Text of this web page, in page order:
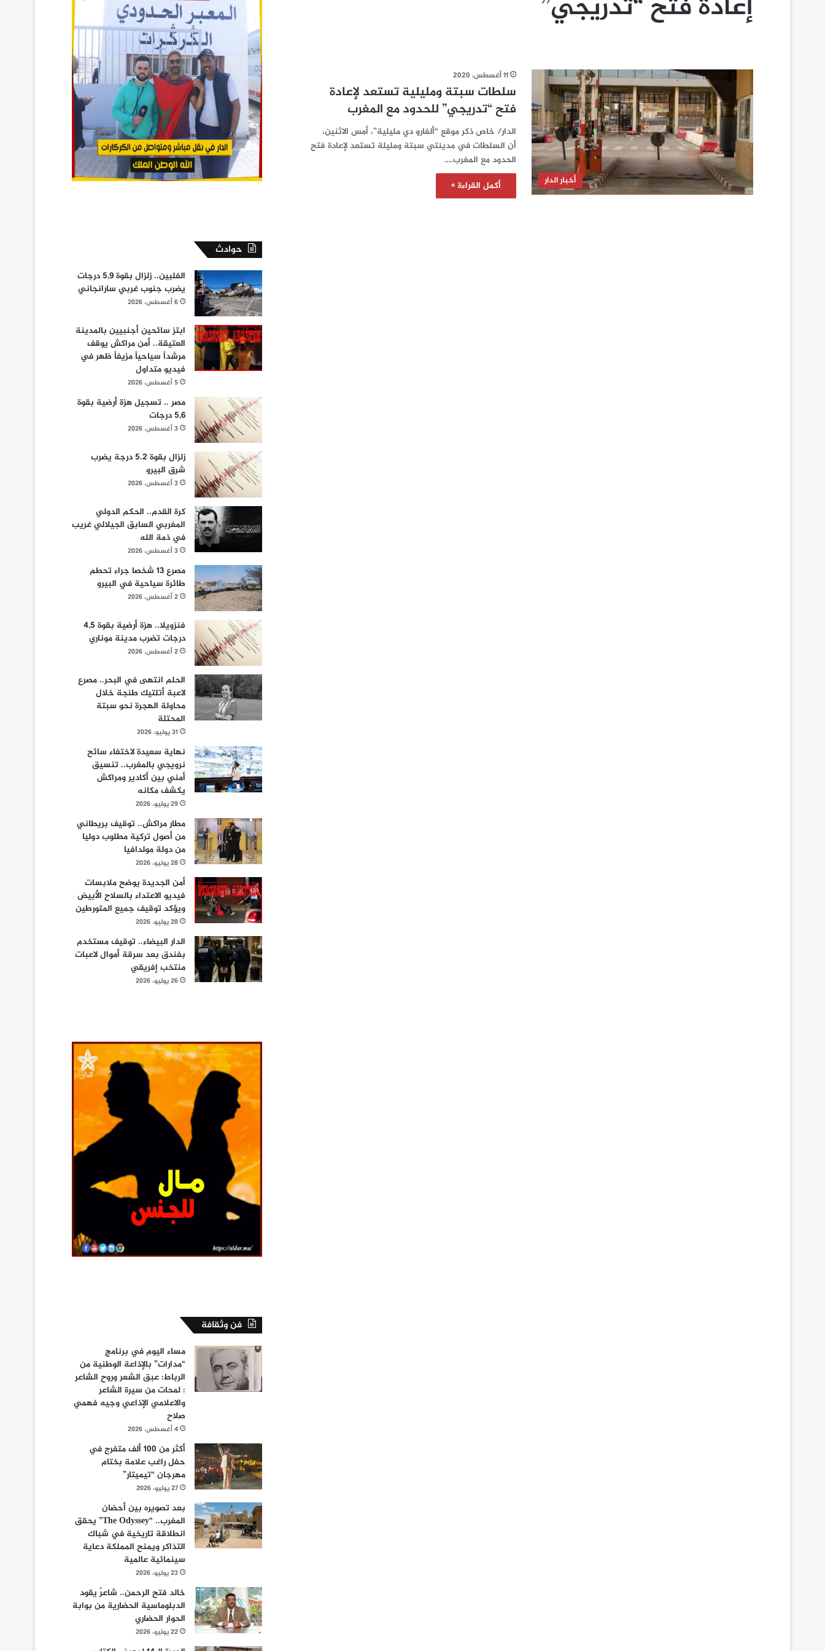
إعادة فتح “تدريجي”
أخبار الدار
11 أغسطس، 2020
سلطات سبتة ومليلية تستعد لإعادة
فتح “تدريجي” للحدود مع المغرب
الدار/ خاص ذكر موقع “ألفارو دي مليلية”، أمس الاثنين،
أن السلطات في مدينتي سبتة ومليلة تستعد لإعادة فتح
الحدود مع المغرب.…
أكمل القراءة »
حوادث
الفلبين.. زلزال بقوة 5,9 درجات
يضرب جنوب غربي سارانجاني
6 أغسطس، 2026
ابتز سائحين أجنبيين بالمدينة
العتيقة.. أمن مراكش يوقف
مرشداً سياحياً مزيفاً ظهر في
فيديو متداول
5 أغسطس، 2026
مصر .. تسجيل هزة أرضية بقوة
5,6 درجات
3 أغسطس، 2026
زلزال بقوة 5.2 درجة يضرب
شرق البيرو
3 أغسطس، 2026
كرة القدم.. الحكم الدولي
المغربي السابق الجيلالي غريب
في ذمة الله
3 أغسطس، 2026
مصرع 13 شخصا جراء تحطم
طائرة سياحية في البيرو
2 أغسطس، 2026
فنزويلا.. هزة أرضية بقوة 4,5
درجات تضرب مدينة موناري
2 أغسطس، 2026
الحلم انتهى في البحر.. مصرع
لاعبة أتلتيك طنجة خلال
محاولة الهجرة نحو سبتة
المحتلة
31 يوليو، 2026
نهاية سعيدة لاختفاء سائح
نرويجي بالمغرب.. تنسيق
أمني بين أكادير ومراكش
يكشف مكانه
29 يوليو، 2026
مطار مراكش.. توقيف بريطاني
من أصول تركية مطلوب دوليا
من دولة مولدافيا
28 يوليو، 2026
أمن الجديدة يوضح ملابسات
فيديو الاعتداء بالسلاح الأبيض
ويؤكد توقيف جميع المتورطين
28 يوليو، 2026
الدار البيضاء.. توقيف مستخدم
بفندق بعد سرقة أموال لاعبات
منتخب إفريقي
26 يوليو، 2026
فن وثقافة
مساء اليوم في برنامج
“مدارات” بالإذاعة الوطنية من
الرباط: عبق الشعر وروح الشاعر
: لمحات من سيرة الشاعر
والاعلامي الإذاعي وجيه فهمي
صلاح
4 أغسطس، 2026
أكثر من 100 ألف متفرج في
حفل راغب علامة بختام
مهرجان “تيميتار”
27 يوليو، 2026
بعد تصويره بين أحضان
المغرب.. “The Odyssey” يحقق
انطلاقة تاريخية في شباك
التذاكر ويمنح المملكة دعاية
سينمائية عالمية
23 يوليو، 2026
خالد فتح الرحمن.. شاعرٌ يقود
الدبلوماسية الحضارية من بوابة
الحوار الحضاري
22 يوليو، 2026